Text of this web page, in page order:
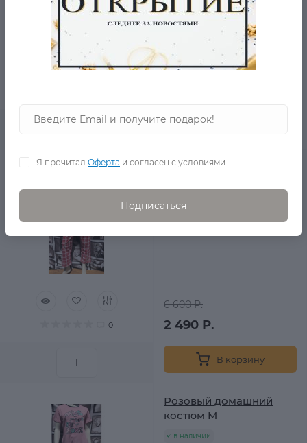
7 320 Р.
0
Домашний костюм
в наличии
6 600 Р.
2 490 Р.
В корзину
Розовый домашний
костюм M
в наличии
Я прочитал Оферта и согласен с условиями
Подписаться